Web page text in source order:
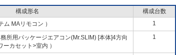
構成形名
構成台数
ム MAリモコン ） 1
務所用パッケージエアコン(Mr.SLIM) [本体]4方向
カセット>室内 ）
1